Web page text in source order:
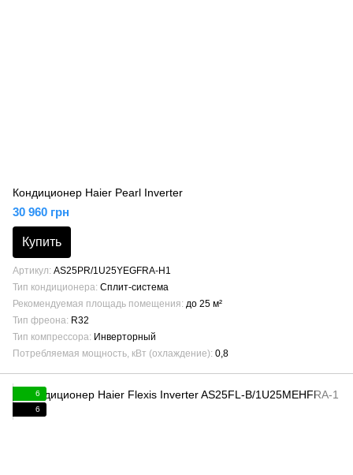
Кондиционер Haier Pearl Inverter
30 960 грн
Купить
Артикул AS25PR/1U25YEGFRA-H1
Тип кондиционера Сплит-система
Рекомендуемая площадь помещения до 25 м²
Тип фреона R32
Тип компрессора Инверторный
Потребляемая мощность, кВт (охлаждение) 0,8
6
6